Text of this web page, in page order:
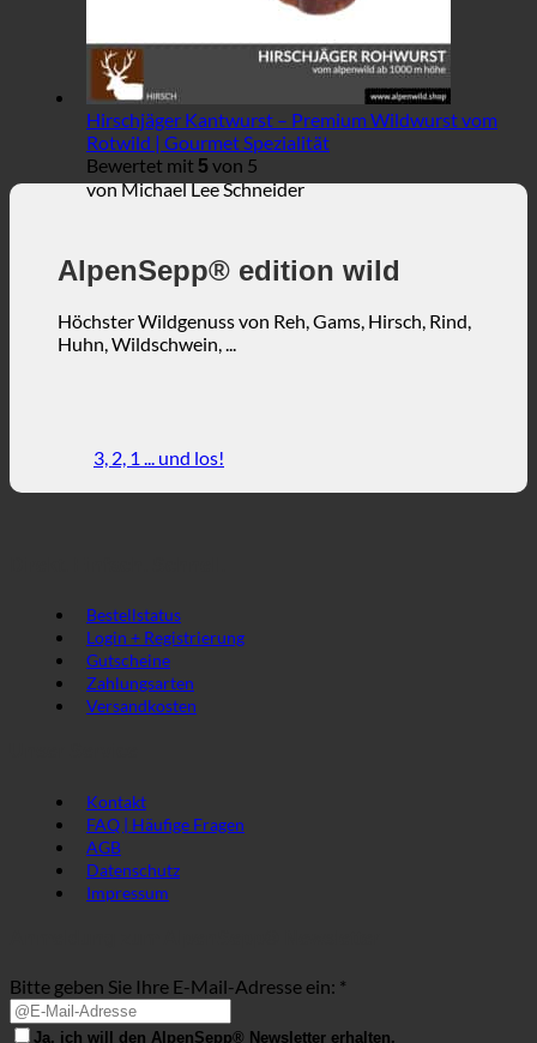
Hirschjäger Kantwurst – Premium Wildwurst vom
Rotwild | Gourmet Spezialität
Bewertet mit 5 von 5
von Michael Lee Schneider
AlpenSepp® edition wild
Höchster Wildgenuss von Reh, Gams, Hirsch, Rind,
Huhn, Wildschwein, ...
3, 2, 1 ... und los!
Bestellstatus
Login + Registrierung
Gutscheine
Zahlungsarten
Versandkosten
Kontakt
FAQ | Häufige Fragen
AGB
Datenschutz
Impressum
Bitte geben Sie Ihre E-Mail-Adresse ein: *
Ja, ich will den AlpenSepp® Newsletter erhalten.